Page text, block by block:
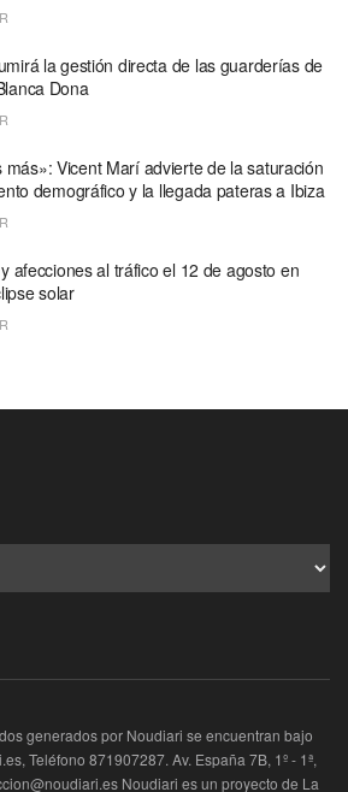
la gestión directa de las guarderías de
Dona
más»: Vicent Marí advierte de la saturación
demográfico y la llegada pateras a Ibiza
afecciones al tráfico el 12 de agosto en
solar
generados por Noudiari se encuentran bajo
Teléfono 871907287. Av. España 7B, 1º - 1ª,
Noudiari es un proyecto de La